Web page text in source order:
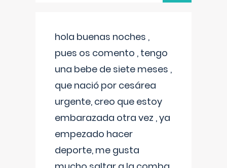
hola buenas noches ,
pues os comento , tengo
una bebe de siete meses ,
que nació por cesárea
urgente, creo que estoy
embarazada otra vez , ya
empezado hacer
deporte, me gusta